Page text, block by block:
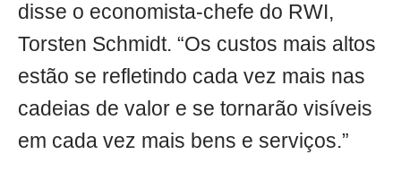
disse o economista-chefe do RWI,
Torsten Schmidt. “Os custos mais altos
estão se refletindo cada vez mais nas
cadeias de valor e se tornarão visíveis
em cada vez mais bens e serviços.”